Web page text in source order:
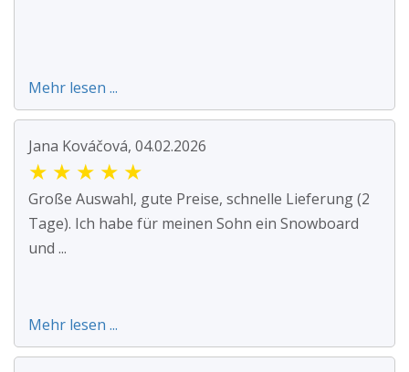
Mehr lesen ...
Jana Kováčová, 04.02.2026
★ ★ ★ ★ ★
Große Auswahl, gute Preise, schnelle Lieferung (2
Tage). Ich habe für meinen Sohn ein Snowboard
und ...
Mehr lesen ...